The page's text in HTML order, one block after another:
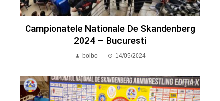
Campionatele Nationale De Skandenberg
2024 – Bucuresti
bolbo 14/05/2024